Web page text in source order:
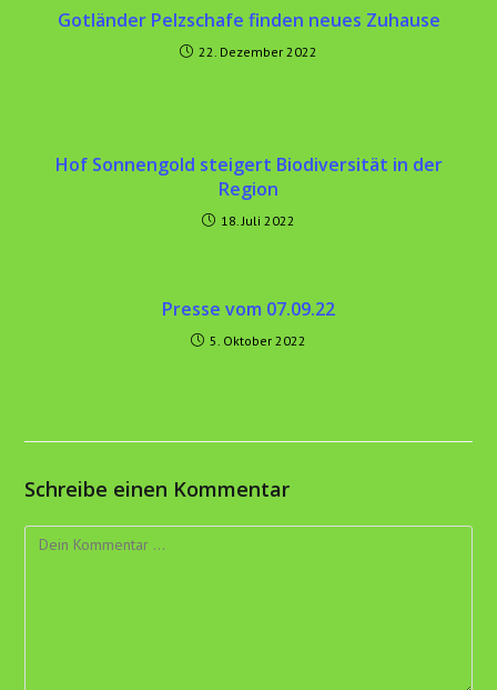
Gotländer Pelzschafe finden neues Zuhause
22. Dezember 2022
Hof Sonnengold steigert Biodiversität in der
Region
18. Juli 2022
Presse vom 07.09.22
5. Oktober 2022
Schreibe einen Kommentar
Kommentar